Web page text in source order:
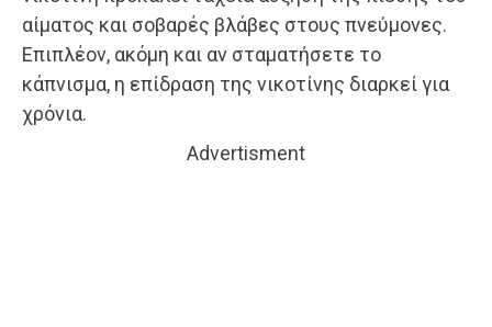
αίματος και σοβαρές βλάβες στους πνεύμονες.
Επιπλέον, ακόμη και αν σταματήσετε το
κάπνισμα, η επίδραση της νικοτίνης διαρκεί για
χρόνια.
Advertisment